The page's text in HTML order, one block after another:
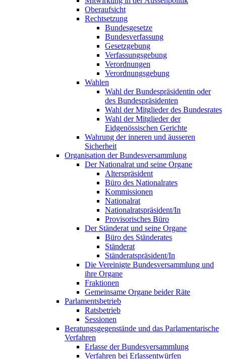
Oberaufsicht
Rechtsetzung
Bundesgesetze
Bundesverfassung
Gesetzgebung
Verfassungsgebung
Verordnungen
Verordnungsgebung
Wahlen
Wahl der Bundespräsidentin oder
des Bundespräsidenten
Wahl der Mitglieder des Bundesrates
Wahl der Mitglieder der
Eidgenössischen Gerichte
Wahrung der inneren und äusseren
Sicherheit
Organisation der Bundesversammlung
Der Nationalrat und seine Organe
Alterspräsident
Büro des Nationalrates
Kommissionen
Nationalrat
Nationalratspräsident/In
Provisorisches Büro
Der Ständerat und seine Organe
Büro des Ständerates
Ständerat
Ständeratspräsident/In
Die Vereinigte Bundesversammlung und
ihre Organe
Fraktionen
Gemeinsame Organe beider Räte
Parlamentsbetrieb
Ratsbetrieb
Sessionen
Beratungsgegenstände und das Parlamentarische
Verfahren
Erlasse der Bundesversammlung
Verfahren bei Erlassentwürfen